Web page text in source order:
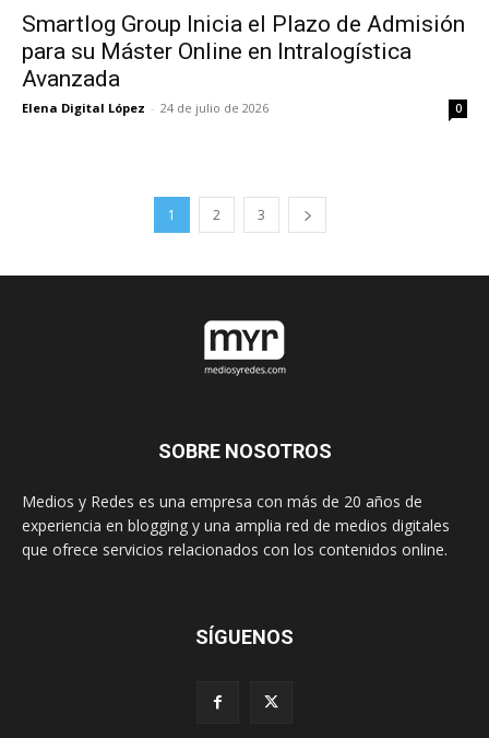
Smartlog Group Inicia el Plazo de Admisión
para su Máster Online en Intralogística
Avanzada
Elena Digital López - 24 de julio de 2026 0
1 2 3
SOBRE NOSOTROS
Medios y Redes es una empresa con más de 20 años de
experiencia en blogging y una amplia red de medios digitales
que ofrece servicios relacionados con los contenidos online.
SÍGUENOS